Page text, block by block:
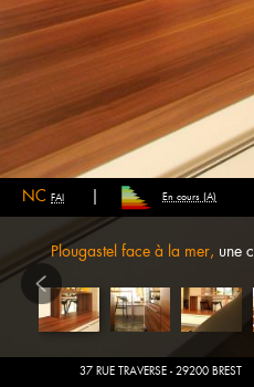
Maison contemporaine entièrement
NC FAI En cours (A)
Plougastel face à la mer, une
37 RUE TRAVERSE - 29200 BREST|